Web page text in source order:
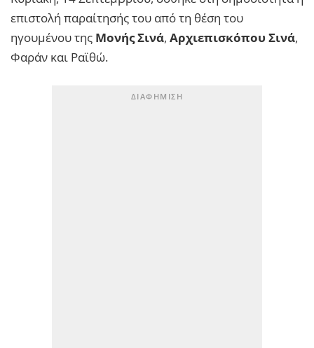
επιστολή παραίτησής του από τη θέση του
ηγουμένου της Μονής Σινά, Αρχιεπισκόπου Σινά,
Φαράν και Ραϊθώ.